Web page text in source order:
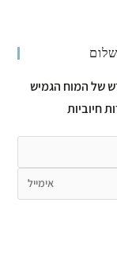
של המוח הגמיש
חיוביות